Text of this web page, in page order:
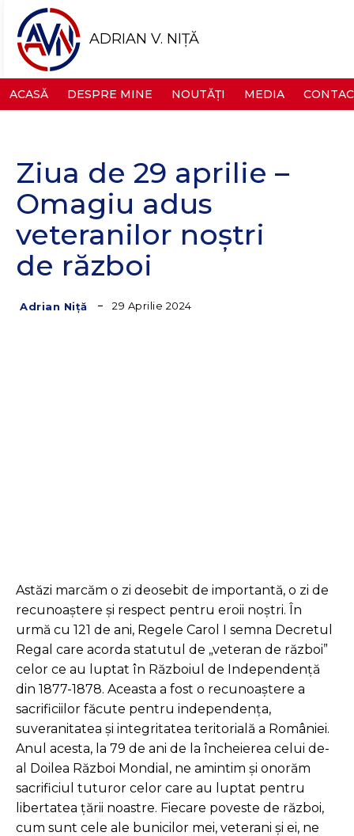
ADRIAN V. NIȚĂ
ACASĂ DESPRE MINE NOUTĂȚI MEDIA
Ziua de 29 aprilie –
Omagiu adus
veteranilor noștri
de război
Adrian Niță 29 Aprilie 2024
Astăzi marcăm o zi deosebit de importantă, o zi de
recunoaștere și respect pentru eroii noștri. În
urmă cu 121 de ani, Regele Carol I semna Decretul
Regal care acorda statutul de „veteran de război”
celor ce au luptat în Războiul de Independență
din 1877-1878. Aceasta a fost o recunoaștere a
sacrificiilor făcute pentru independența,
suveranitatea și integritatea teritorială a României.
Anul acesta, la 79 de ani de la încheierea celui de-
al Doilea Război Mondial, ne amintim și onorăm
sacrificiul tuturor celor care au luptat pentru
libertatea țării noastre. Fiecare poveste de război,
cum sunt cele ale bunicilor mei, veterani și ei, ne